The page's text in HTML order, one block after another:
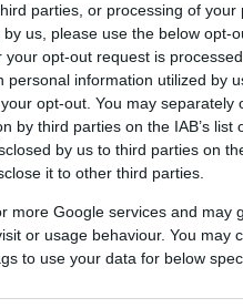
parties, or processing of your
us, please use the below opt-
opt-out request is
information utilized by
opt-out. You may separately
by third parties on the IAB’s list
by us to third parties on
it to other third parties.
more Google services and may
or usage behaviour. You may
to use your data for below